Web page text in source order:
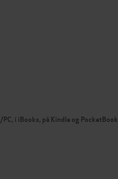
i iBooks, på Kindle og PocketBook